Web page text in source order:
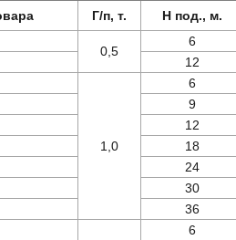
Г/п, т. Н под., м.
0,5
6
12
1,0
6
9
12
18
24
30
36
6